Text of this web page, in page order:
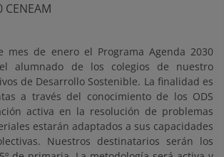
mes de enero el Programa Agenda 2030
alumnado de los colegios de nuestro
de Desarrollo Sostenible. La finalidad es
a través del conocimiento de los ODS
activa en la resolución de problemas
estarán adaptados a sus capacidades
Nuestros destinatarios serán los